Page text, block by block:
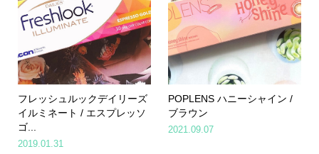
フレッシュルックデイリーズ
イルミネート / エスプレッソ
ゴ...
2019.01.31
POPLENS ハニーシャイン /
ブラウン
2021.09.07